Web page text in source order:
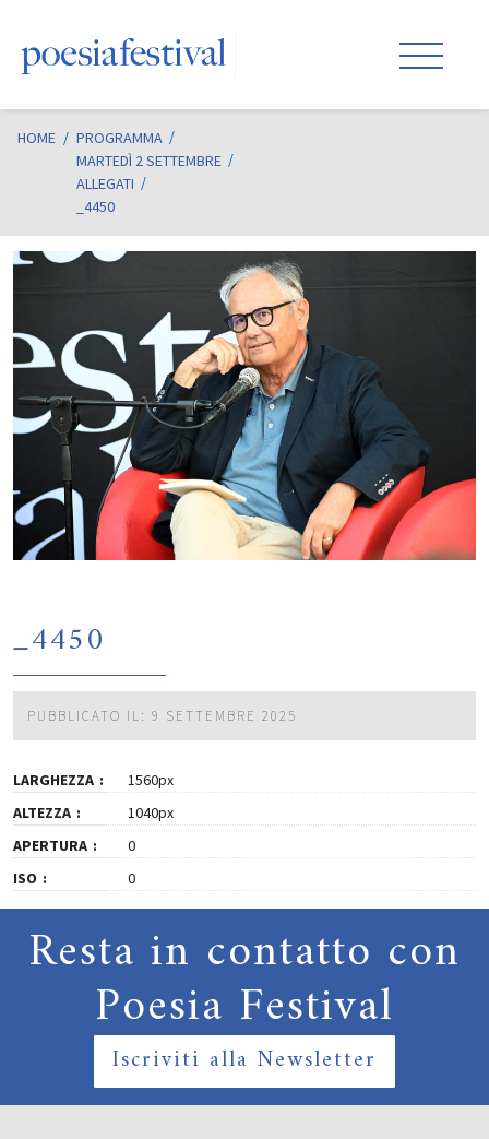
HOME / PROGRAMMA
MARTEDÌ 2 SETTEMBRE
ALLEGATI
_4450
_4450
PUBBLICATO IL: 9 SETTEMBRE 2025
LARGHEZZA
1560px
ALTEZZA
1040px
APERTURA
0
ISO
0
Resta in contatto con
Poesia Festival
Iscriviti alla Newsletter